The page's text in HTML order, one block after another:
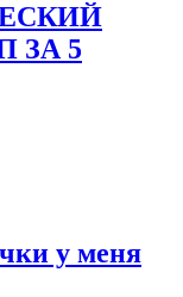
ЗА 5
у меня